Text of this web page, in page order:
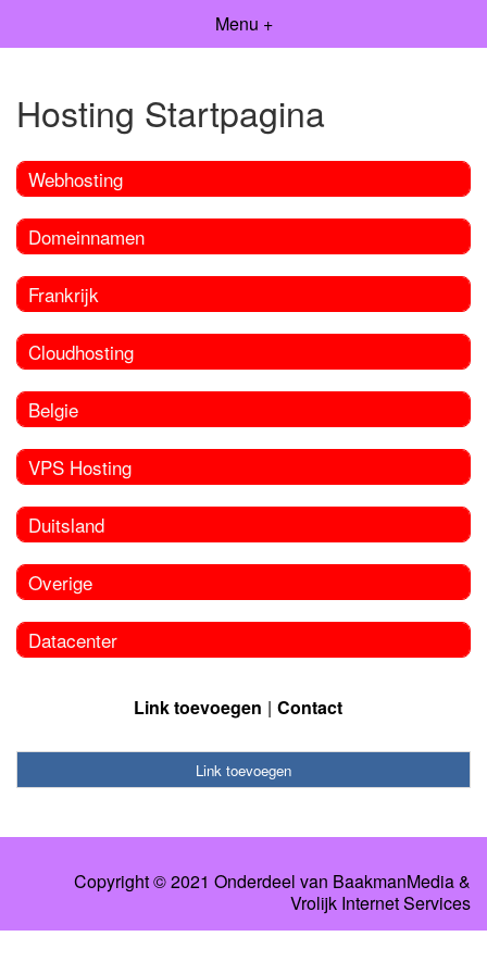
Menu +
Hosting Startpagina
Webhosting
Domeinnamen
Frankrijk
Cloudhosting
Belgie
VPS Hosting
Duitsland
Overige
Datacenter
Link toevoegen Contact
Link toevoegen
Copyright © 2021 Onderdeel van BaakmanMedia&
Vrolijk Internet Services